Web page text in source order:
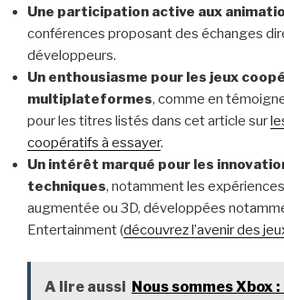
Une participation active aux
conférences proposant des échanges
développeurs.
Un enthousiasme pour les jeux
multiplateformes, comme en
pour les titres listés dans cet article sur
coopératifs à essayer.
Un intérêt marqué pour les
techniques, notamment les
augmentée ou 3D, développées
Entertainment (découvrez l’avenir des
A lire aussi Nous sommes Xbox